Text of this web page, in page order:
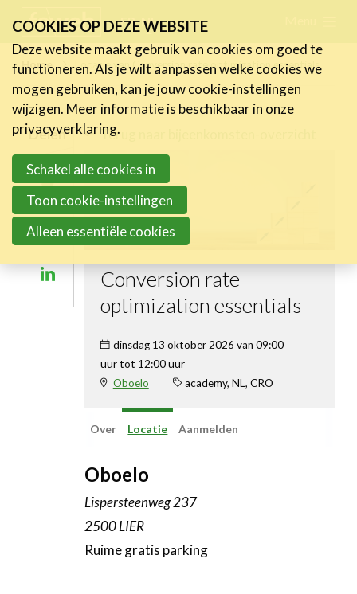
links
Jump
to
navigation
to
main
content
FR NL
Home Locatie van Conversion rate optimization essentials
Delen
Deel
op
Twitter
Deel
Facebook
Deel
Terug naar bijeenkomsten-overzicht
Conversion rate
optimization essentials
dinsdag 13 oktober 2026 van 09:00
uur tot 12:00 uur
Oboelo
academy, NL, CRO
Over Locatie Aanmelden
Oboelo
Lispersteenweg 237
2500 LIER
Ruime gratis parking
Nieuws
Activiteiten
Expertise
Toolbox
Bedrijvenzoeker
Lid worden Account
Zoeken
COOKIES OP DEZE WEBSITE
Deze website maakt gebruik van cookies om goed te
functioneren. Als je wilt aanpassen welke cookies we
mogen gebruiken, kan je jouw cookie-instellingen
wijzigen. Meer informatie is beschikbaar in onze
privacyverklaring.
Schakel alle cookies in
Toon cookie-instellingen
Alleen essentiële cookies